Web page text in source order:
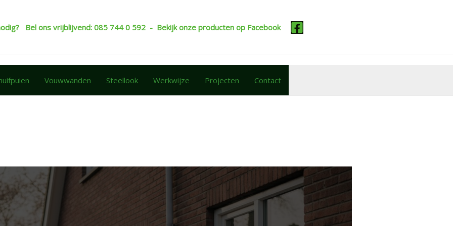
Bel ons vrijblijvend: 085 744 0 592 - Bekijk onze producten op Facebook
Vouwwanden Steellook Werkwijze Projecten Contact